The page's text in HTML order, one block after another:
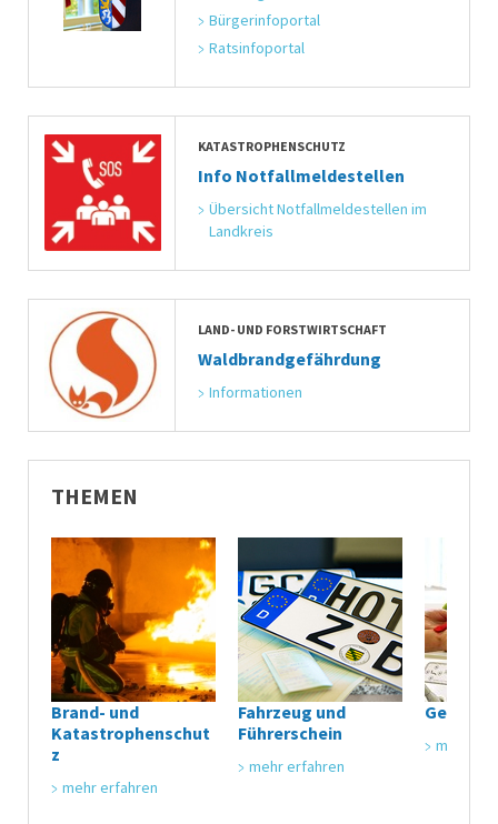
Bürgerinfoportal
Ratsinfoportal
KATASTROPHENSCHUTZ
Info Notfallmeldestellen
Übersicht Notfallmeldestellen im
Landkreis
LAND- UND FORSTWIRTSCHAFT
Waldbrandgefährdung
Informationen
THEMEN
Brand- und
Katastrophenschut
z
mehr erfahren
Fahrzeug und
Führerschein
mehr erfahren
mehr